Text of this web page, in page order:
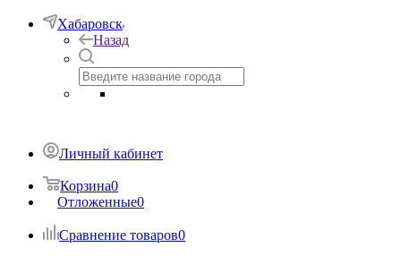
Хабаровск
Назад
Личный кабинет
Корзина0
Отложенные0
Сравнение товаров0